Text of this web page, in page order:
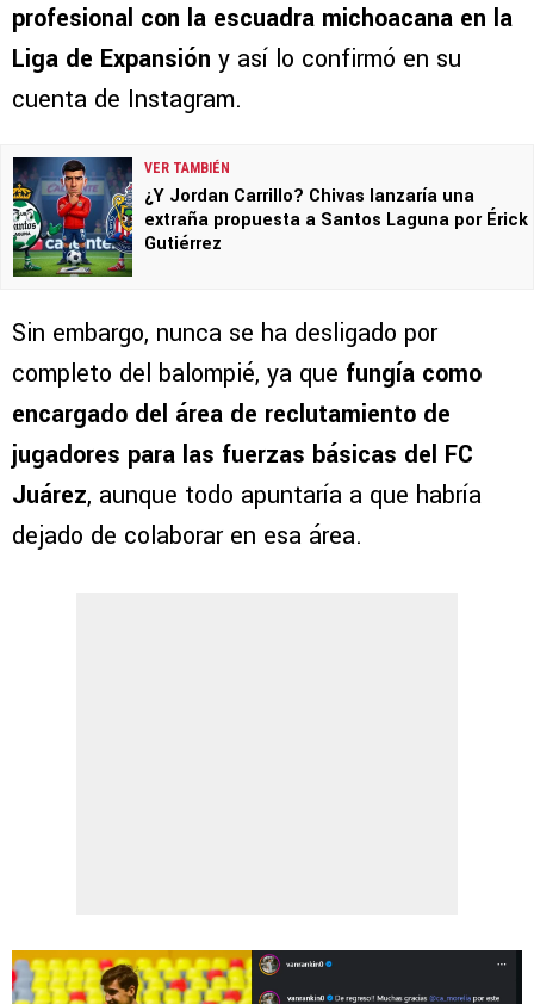
profesional con la escuadra michoacana en la
Liga de Expansión y así lo confirmó en su
cuenta de Instagram.
VER TAMBIÉN
¿Y Jordan Carrillo? Chivas lanzaría una
extraña propuesta a Santos Laguna por Érick
Gutiérrez
Sin embargo, nunca se ha desligado por
completo del balompié, ya que fungía como
encargado del área de reclutamiento de
jugadores para las fuerzas básicas del FC
Juárez, aunque todo apuntaría a que habría
dejado de colaborar en esa área.